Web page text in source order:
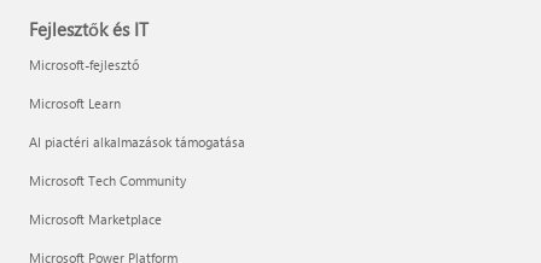
Fejlesztők és IT
Microsoft-fejlesztő
Microsoft Learn
AI piactéri alkalmazások támogatása
Microsoft Tech Community
Microsoft Marketplace
Microsoft Power Platform